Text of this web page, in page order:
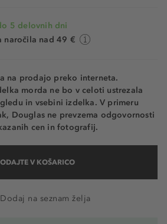
5 delovnih dni
naročila nad 49 €
na prodajo preko interneta.
morda ne bo v celoti ustrezala
in vsebini izdelka. V primeru
Douglas ne prevzema odgovornosti
cen in fotografij.
V KOŠARICO
Dodaj na seznam želja